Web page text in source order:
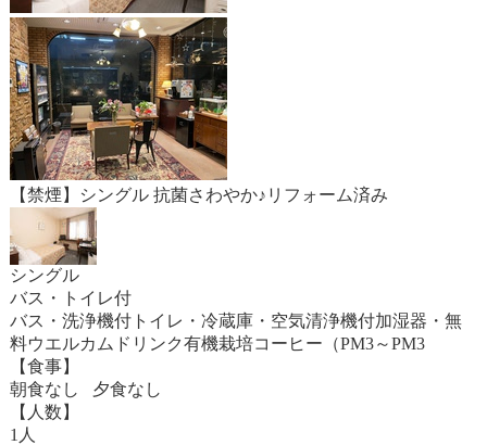
【禁煙】シングル 抗菌さわやか♪リフォーム済み
シングル
バス・トイレ付
バス・洗浄機付トイレ・冷蔵庫・空気清浄機付加湿器・無
料ウエルカムドリンク有機栽培コーヒー（PM3～PM3
【食事】
朝食なし 夕食なし
【人数】
1人